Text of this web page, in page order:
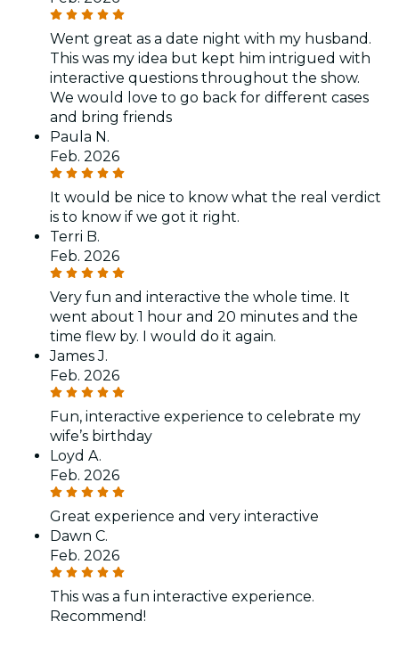
Went great as a date night with my husband.
This was my idea but kept him intrigued with
interactive questions throughout the show.
We would love to go back for different cases
and bring friends
Paula N.
Feb. 2026
It would be nice to know what the real verdict
is to know if we got it right.
Terri B.
Feb. 2026
Very fun and interactive the whole time. It
went about 1 hour and 20 minutes and the
time flew by. I would do it again.
James J.
Feb. 2026
Fun, interactive experience to celebrate my
wife’s birthday
Loyd A.
Feb. 2026
Great experience and very interactive
Dawn C.
Feb. 2026
This was a fun interactive experience.
Recommend!